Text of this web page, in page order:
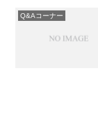
Q&Aコーナー